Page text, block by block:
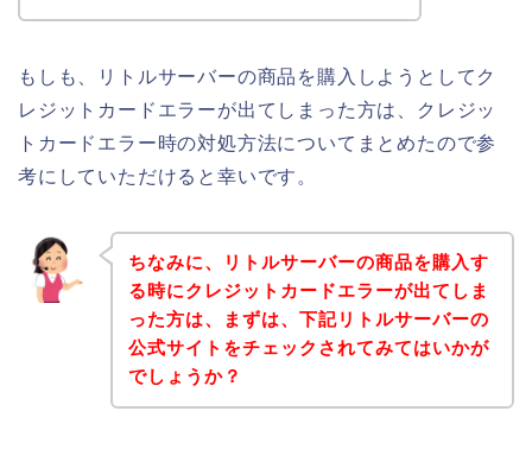
もしも、リトルサーバーの商品を購入しようとしてク
レジットカードエラーが出てしまった方は、クレジッ
トカードエラー時の対処方法についてまとめたので参
考にしていただけると幸いです。
ちなみに、リトルサーバーの商品を購入す
る時にクレジットカードエラーが出てしま
った方は、まずは、下記リトルサーバーの
公式サイトをチェックされてみてはいかが
でしょうか？